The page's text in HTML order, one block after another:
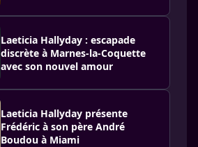
Laeticia Hallyday : escapade
discrète à Marnes-la-Coquette
avec son nouvel amour
Laeticia Hallyday présente
Frédéric à son père André
Boudou à Miami